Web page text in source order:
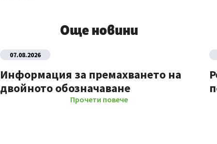
Още новини
07.08.2026
Информация за премахването на
двойното обозначаване
Прочети повече